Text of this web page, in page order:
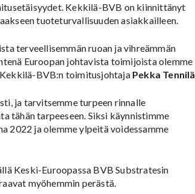
Kekkilä-BVB on kiinnittänyt
tuoteturvallisuuden asiakkailleen.
terveellisemmän ruoan ja vihreämmän
Euroopan johtavista toimijoista olemme
BVB:n toimitusjohtaja Pekka Tennilä.
ja tarvitsemme turpeen rinnalle
tähän tarpeeseen. Siksi käynnistimme
2022 ja olemme ylpeitä voidessamme
Keski-Euroopassa BVB Substratesin
myöhemmin perästä.